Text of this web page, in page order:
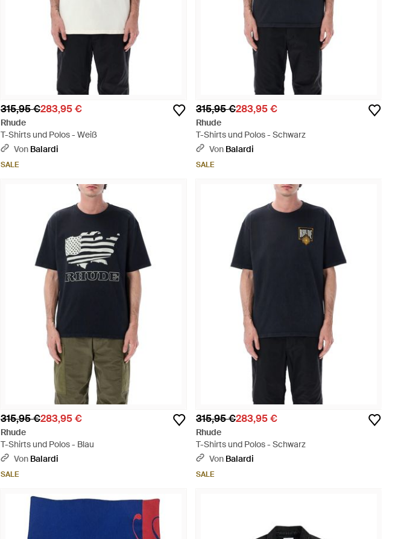
315,95 €283,95 €
Rhude
T-Shirts und Polos - Weiß
Von Balardi
SALE
315,95 €283,95 €
Rhude
T-Shirts und Polos - Schwarz
Von Balardi
SALE
315,95 €283,95 €
Rhude
T-Shirts und Polos - Blau
Von Balardi
SALE
315,95 €283,95 €
Rhude
T-Shirts und Polos - Schwarz
Von Balardi
SALE